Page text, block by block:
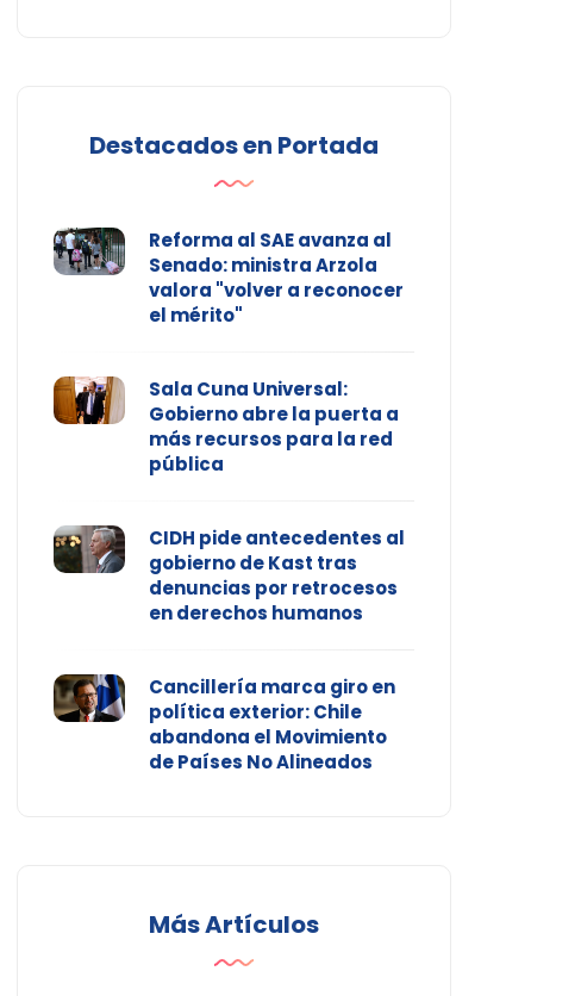
Destacados en Portada
Reforma al SAE avanza al
Senado: ministra Arzola
valora "volver a reconocer
el mérito"
Sala Cuna Universal:
Gobierno abre la puerta a
más recursos para la red
pública
CIDH pide antecedentes al
gobierno de Kast tras
denuncias por retrocesos
en derechos humanos
Cancillería marca giro en
política exterior: Chile
abandona el Movimiento
de Países No Alineados
Más Artículos